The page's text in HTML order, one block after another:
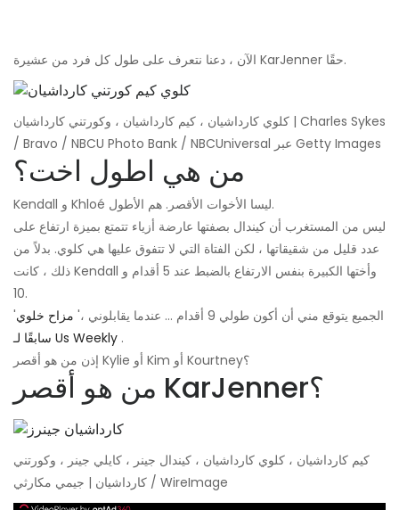
الآن ، دعنا نتعرف على طول كل فرد من عشيرة KarJenner حقًا.
كلوي كارداشيان ، كيم كارداشيان ، وكورتني كارداشيان | Charles Sykes
/ Bravo / NBCU Photo Bank / NBCUniversal عبر Getty Images
من هي اطول اخت؟
Kendall و Khloé ليسا الأخوات الأقصر. هم الأطول.
ليس من المستغرب أن كيندال بصفتها عارضة أزياء تتمتع بميزة ارتفاع على
عدد قليل من شقيقاتها ، لكن الفتاة التي لا تتفوق عليها هي كلوي. بدلاً من
ذلك ، كانت Kendall وأختها الكبيرة بنفس الارتفاع بالضبط عند 5 أقدام و
10.
'الجميع يتوقع مني أن أكون طولي 9 أقدام ... عندما يقابلوني ،'
مزاح خلوي
سابقًا لـ Us Weekly .
إذن من هو أقصر Kylie أو Kim أو Kourtney؟
من هو أقصر KarJenner؟
كيم كارداشيان ، كلوي كارداشيان ، كيندال جينر ، كايلي جينر ، وكورتني
كارداشيان | جيمي مكارثي / WireImage